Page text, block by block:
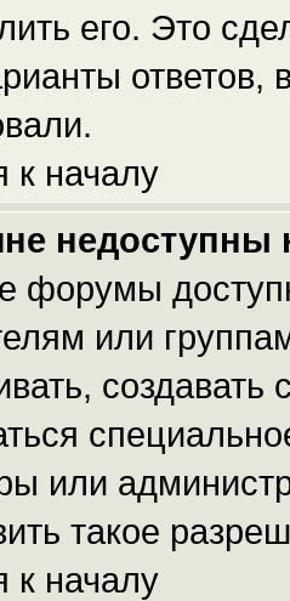
его. Это
ответов,
к началу
форумы
или
или
такое
к началу